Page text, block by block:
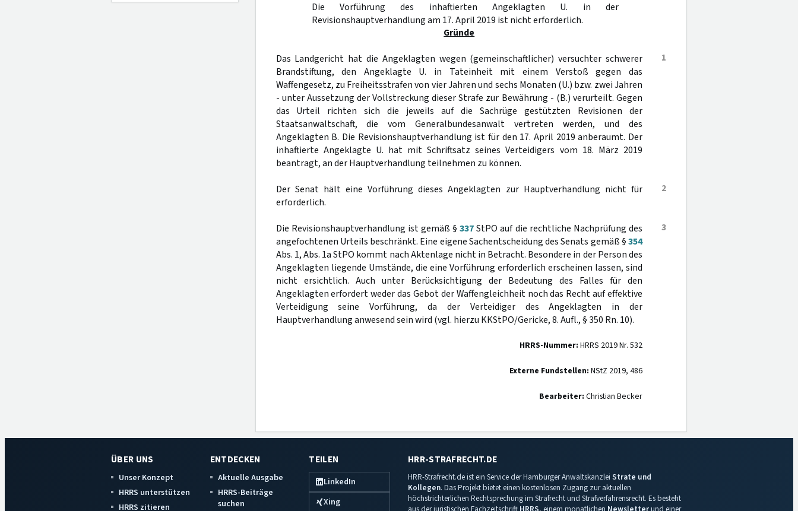
Die Vorführung des inhaftierten Angeklagten U. in der
Revisionshauptverhandlung am 17. April 2019 ist nicht erforderlich.
Gründe
1
Das Landgericht hat die Angeklagten wegen (gemeinschaftlicher) versuchter schwerer
Brandstiftung, den Angeklagte U. in Tateinheit mit einem Verstoß gegen das
Waffengesetz, zu Freiheitsstrafen von vier Jahren und sechs Monaten (U.) bzw. zwei Jahren
- unter Aussetzung der Vollstreckung dieser Strafe zur Bewährung - (B.) verurteilt. Gegen
das Urteil richten sich die jeweils auf die Sachrüge gestützten Revisionen der
Staatsanwaltschaft, die vom Generalbundesanwalt vertreten werden, und des
Angeklagten B. Die Revisionshauptverhandlung ist für den 17. April 2019 anberaumt. Der
inhaftierte Angeklagte U. hat mit Schriftsatz seines Verteidigers vom 18. März 2019
beantragt, an der Hauptverhandlung teilnehmen zu können.
2
Der Senat hält eine Vorführung dieses Angeklagten zur Hauptverhandlung nicht für
erforderlich.
3
Die Revisionshauptverhandlung ist gemäß §337StPO auf die rechtliche Nachprüfung des
angefochtenen Urteils beschränkt. Eine eigene Sachentscheidung des Senats gemäß §354
Abs. 1, Abs. 1a StPO kommt nach Aktenlage nicht in Betracht. Besondere in der Person des
Angeklagten liegende Umstände, die eine Vorführung erforderlich erscheinen lassen, sind
nicht ersichtlich. Auch unter Berücksichtigung der Bedeutung des Falles für den
Angeklagten erfordert weder das Gebot der Waffengleichheit noch das Recht auf effektive
Verteidigung seine Vorführung, da der Verteidiger des Angeklagten in der
Hauptverhandlung anwesend sein wird (vgl. hierzu KKStPO/Gericke, 8. Aufl., § 350 Rn. 10).
HRRS-Nummer: HRRS 2019 Nr. 532
Externe Fundstellen: NStZ 2019, 486
Bearbeiter: Christian Becker
ÜBER UNS
Unser Konzept
HRRS unterstützen
HRRS zitieren
ENTDECKEN
Aktuelle Ausgabe
HRRS-Beiträge
suchen
TEILEN
LinkedIn
Xing
HRR-STRAFRECHT.DE
HRR-Strafrecht.de ist ein Service der Hamburger Anwaltskanzlei Strate und
Kollegen. Das Projekt bietet einen kostenlosen Zugang zur aktuellen
höchstrichterlichen Rechtsprechung im Strafrecht und Strafverfahrensrecht. Es besteht